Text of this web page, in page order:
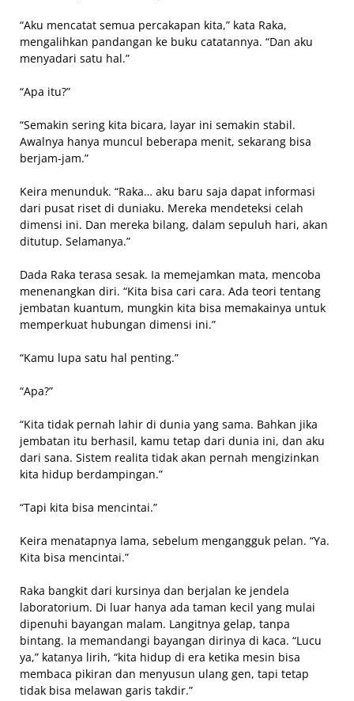
“Aku mencatat semua percakapan kita,” kata Raka,
mengalihkan pandangan ke buku catatannya. “Dan aku
menyadari satu hal.”
“Apa itu?”
“Semakin sering kita bicara, layar ini semakin stabil.
Awalnya hanya muncul beberapa menit, sekarang bisa
berjam-jam.”
Keira menunduk. “Raka… aku baru saja dapat informasi
dari pusat riset di duniaku. Mereka mendeteksi celah
dimensi ini. Dan mereka bilang, dalam sepuluh hari, akan
ditutup. Selamanya.”
Dada Raka terasa sesak. Ia memejamkan mata, mencoba
menenangkan diri. “Kita bisa cari cara. Ada teori tentang
jembatan kuantum, mungkin kita bisa memakainya untuk
memperkuat hubungan dimensi ini.”
“Kamu lupa satu hal penting.”
“Apa?”
“Kita tidak pernah lahir di dunia yang sama. Bahkan jika
jembatan itu berhasil, kamu tetap dari dunia ini, dan aku
dari sana. Sistem realita tidak akan pernah mengizinkan
kita hidup berdampingan.”
“Tapi kita bisa mencintai.”
Keira menatapnya lama, sebelum mengangguk pelan. “Ya.
Kita bisa mencintai.”
Raka bangkit dari kursinya dan berjalan ke jendela
laboratorium. Di luar hanya ada taman kecil yang mulai
dipenuhi bayangan malam. Langitnya gelap, tanpa
bintang. Ia memandangi bayangan dirinya di kaca. “Lucu
ya,” katanya lirih, “kita hidup di era ketika mesin bisa
membaca pikiran dan menyusun ulang gen, tapi tetap
tidak bisa melawan garis takdir.”